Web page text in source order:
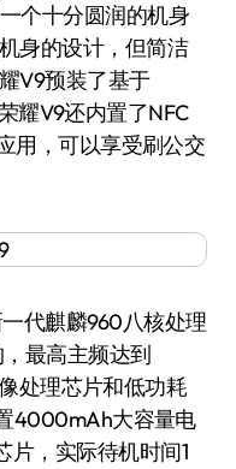
个十分圆润的机身
身的设计，但简洁
V9预装了基于
耀V9还内置了NFC
用，可以享受刷公交
代麒麟960八核处理
最高主频达到
处理芯片和低功耗
4000mAh大容量电
片，实际待机时间1